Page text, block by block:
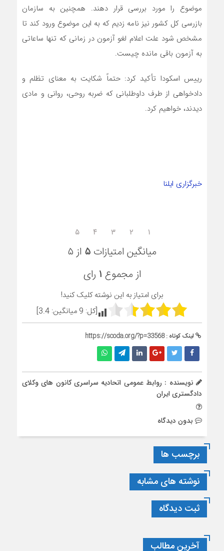
موضوع را مورد بررسی قرار دهند. همچنین به سازمان
بازرسی کل کشور نیز نامه زدیم که به این موضوع ورود کند تا
مشخص شود علت اعلام لغو آزمون در زمانی که تنها ساعاتی
به آزمون باقی مانده چیست.
رییس اسکودا تأکید کرد: حتماً شکایت به معنای تظلم و
دادخواهی از طرف داوطلبانی که ضربه روحی، روانی و مادی
دیدند، خواهیم کرد.
خبرگزاری ایلنا
۱ ۲ ۳ ۴ ۵
میانگین امتیازات ۵ از ۵
از مجموع ۱ رای
برای امتیاز به این نوشته کلیک کنید!
[کل: 9 میانگین: 3.4
]
لینک کوتاه :https://scoda.org/?p=33568
نویسنده : روابط عمومی اتحادیه سراسری کانون های وکلای
دادگستری ایران
بدون دیدگاه
برچسب ها
نوشته های مشابه
ثبت دیدگاه
آخرین مطالب